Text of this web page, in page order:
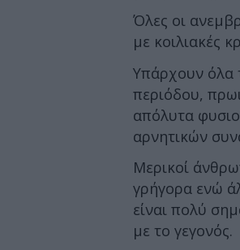
Όλες οι
με κοιλιακές
Υπάρχουν όλα
περιόδου,
απόλυτα
αρνητικών
Μερικοί
γρήγορα ενώ
είναι πολύ
με το γεγονός.